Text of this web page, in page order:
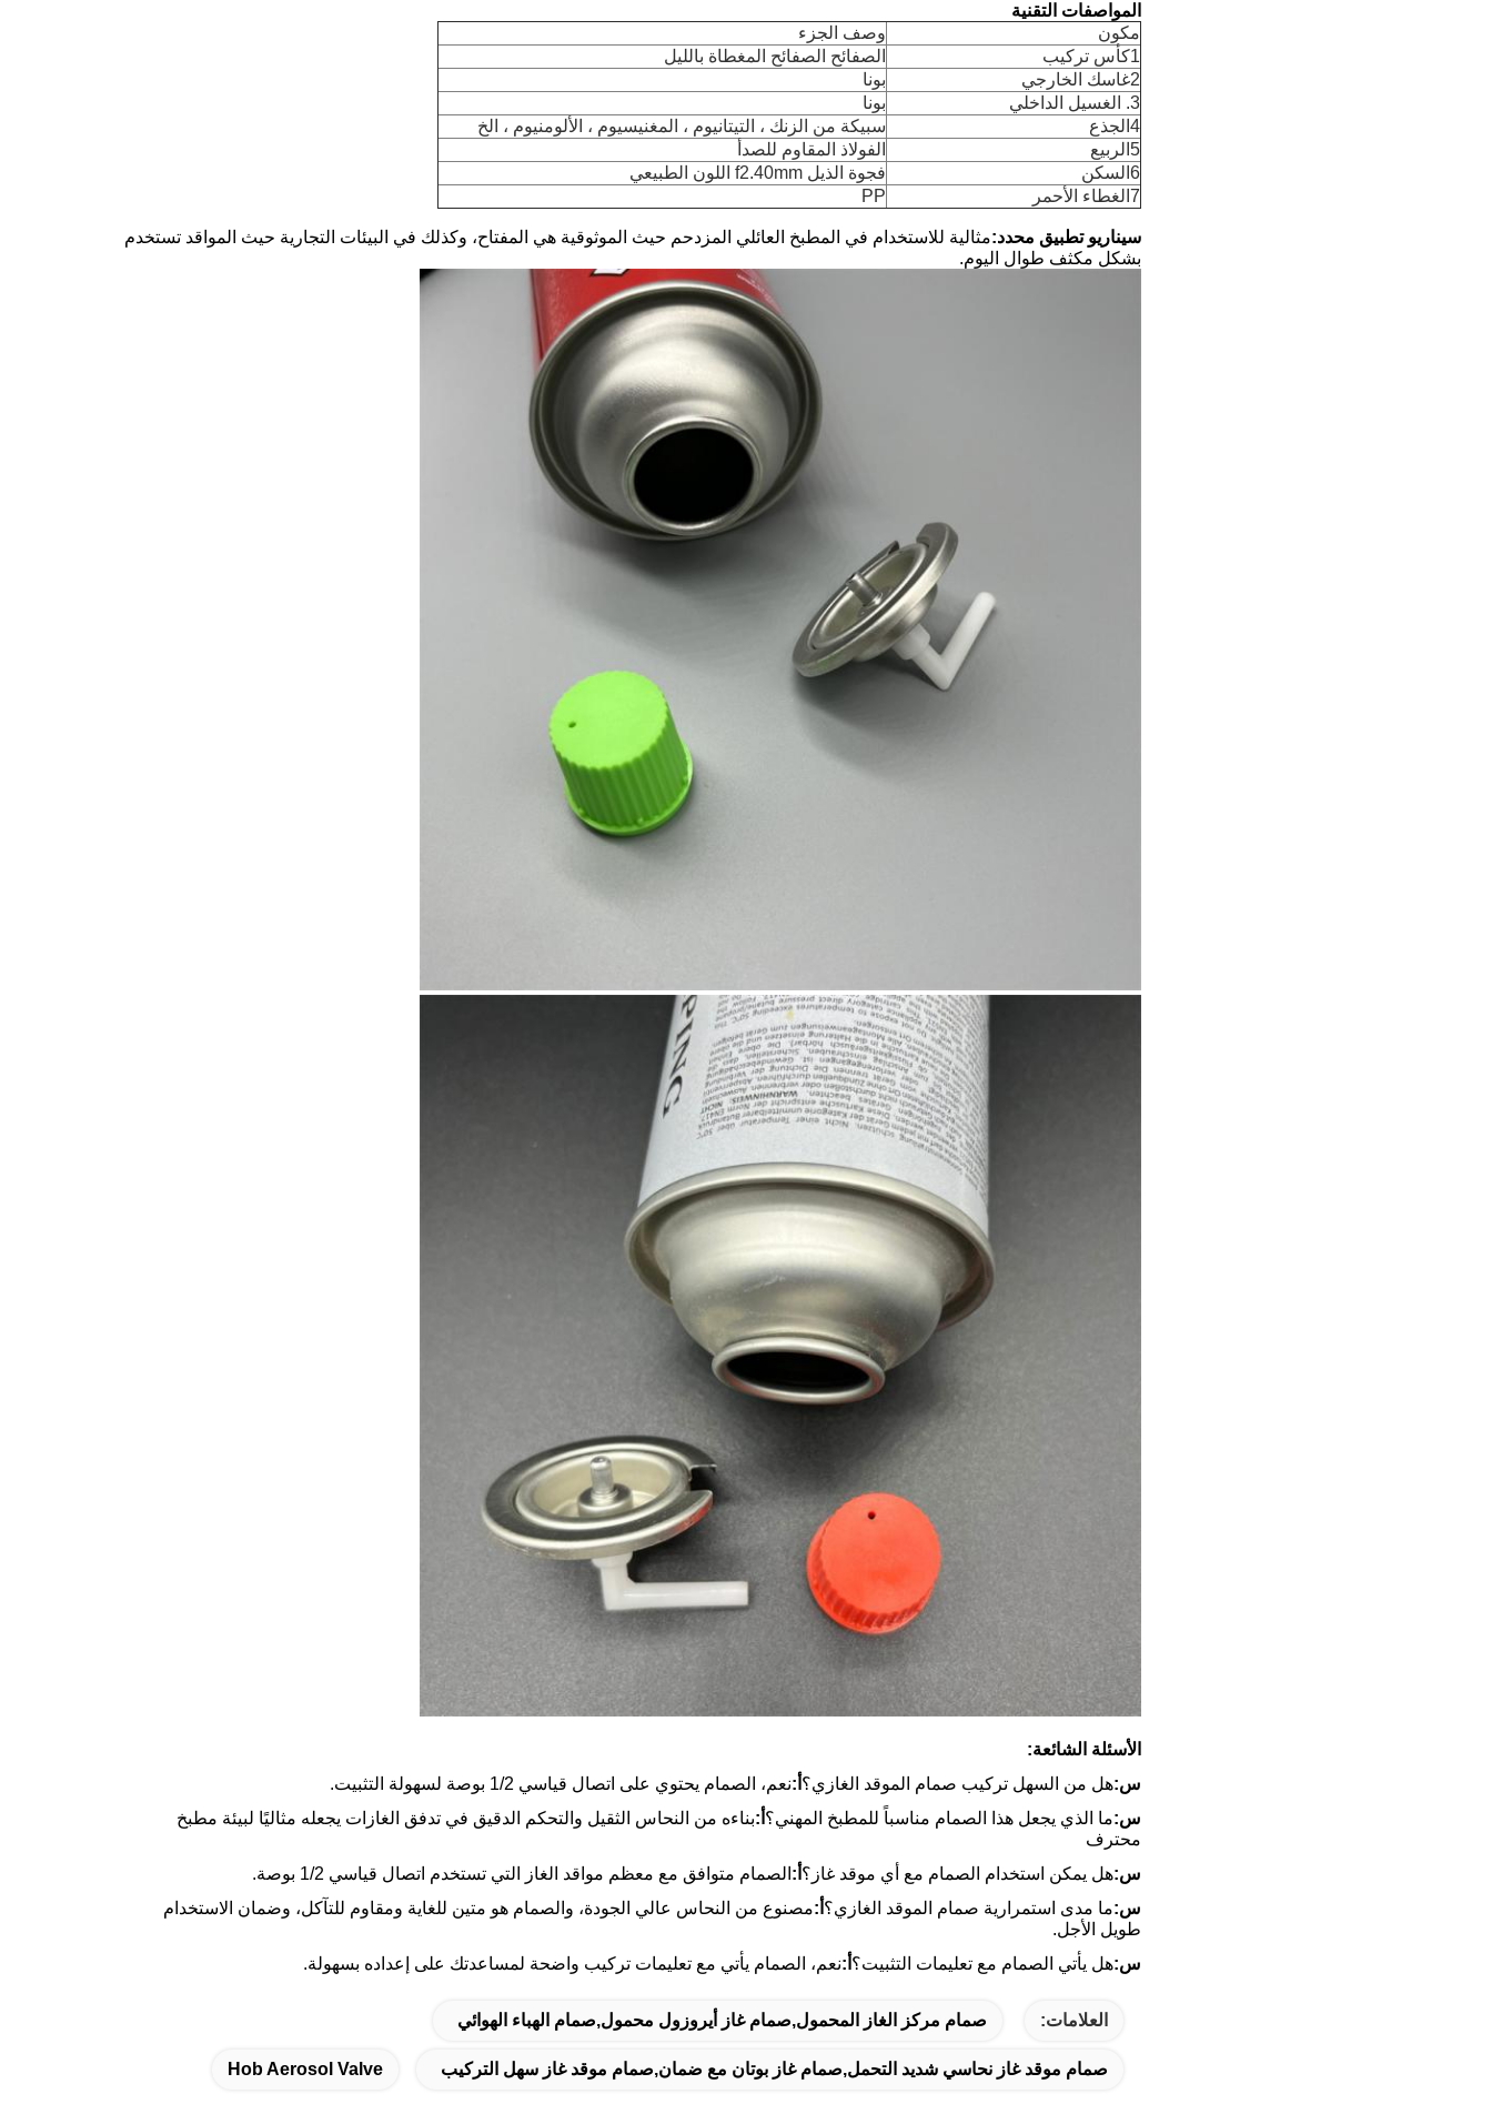
المواصفات التقنية
مكون
وصف الجزء
1كأس تركيب
الصفائح الصفائح المغطاة بالليل
2غاسك الخارجي
بونا
3. الغسيل الداخلي
بونا
4الجذع
سبيكة من الزنك ، التيتانيوم ، المغنيسيوم ، الألومنيوم ، الخ
5الربيع
الفولاذ المقاوم للصدأ
6السكن
فجوة الذيل f2.40mm اللون الطبيعي
7الغطاء الأحمر
PP
سيناريو تطبيق محدد:مثالية للاستخدام في المطبخ العائلي المزدحم حيث الموثوقية هي المفتاح، وكذلك في البيئات التجارية حيث المواقد تستخدم
بشكل مكثف طوال اليوم.
الأسئلة الشائعة:
س:هل من السهل تركيب صمام الموقد الغازي؟ أ:نعم، الصمام يحتوي على اتصال قياسي 1/2 بوصة لسهولة التثبيت.
س:ما الذي يجعل هذا الصمام مناسباً للمطبخ المهني؟ أ:بناءه من النحاس الثقيل والتحكم الدقيق في تدفق الغازات يجعله مثاليًا لبيئة مطبخ
محترف
س:هل يمكن استخدام الصمام مع أي موقد غاز؟ أ: الصمام متوافق مع معظم مواقد الغاز التي تستخدم اتصال قياسي 1/2 بوصة.
س:ما مدى استمرارية صمام الموقد الغازي؟ أ:مصنوع من النحاس عالي الجودة، والصمام هو متين للغاية ومقاوم للتآكل، وضمان الاستخدام
طويل الأجل.
س:هل يأتي الصمام مع تعليمات التثبيت؟ أ:نعم، الصمام يأتي مع تعليمات تركيب واضحة لمساعدتك على إعداده بسهولة.
العلامات: صمام مركز الغاز المحمول,صمام غاز أيروزول محمول,صمام الهباء الهوائي
صمام موقد غاز نحاسي شديد التحمل,صمام غاز بوتان مع ضمان,صمام موقد غاز سهل التركيب Hob Aerosol Valve